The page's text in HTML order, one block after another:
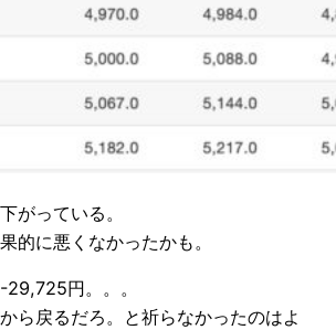
がっている。
的に悪くなかったかも。
円。。。
ら戻るだろ。と祈らなかったのはよ